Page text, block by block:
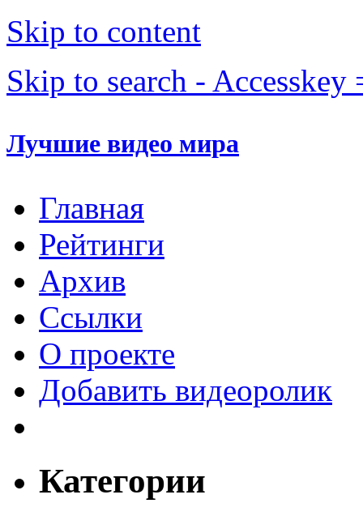
Skip to content
Skip to search - Accesskey
Лучшие видео мира
Главная
Рейтинги
Архив
Ссылки
О проекте
Добавить видеоролик
Категории